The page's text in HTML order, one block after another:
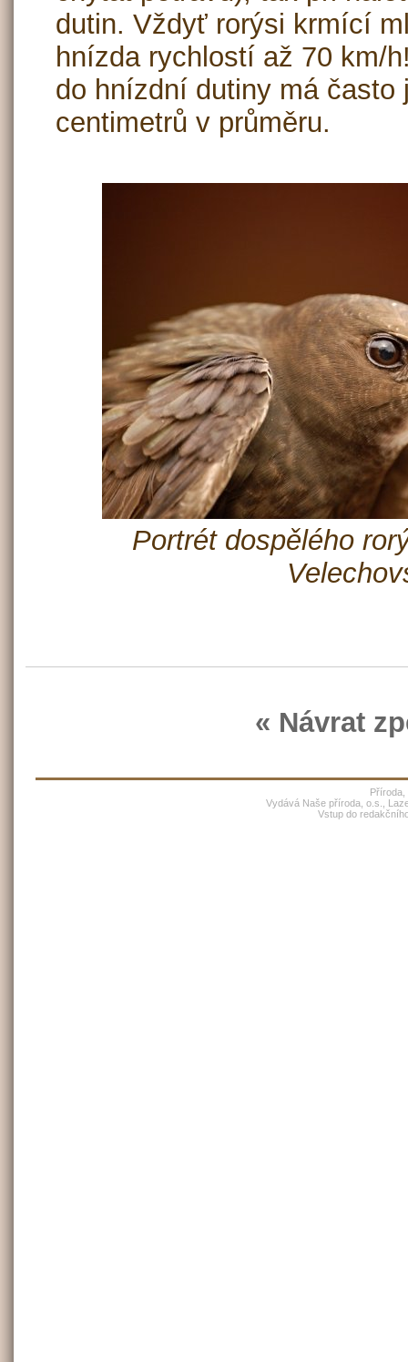
dutin. Vždyť rorýsi krmící
hnízda rychlostí až 70 km/
do hnízdní dutiny má často
centimetrů v průměru.
Portrét dospělého
« Návrat
Příroda,
Vydává Naše příroda, o.s.,
Vstup do